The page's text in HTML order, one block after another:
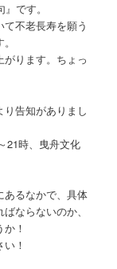
です。
不老長寿を願う
ります。ちょっ
告知がありまし
21時、曳舟文化
あるなかで、具体
ならないのか、
！
！